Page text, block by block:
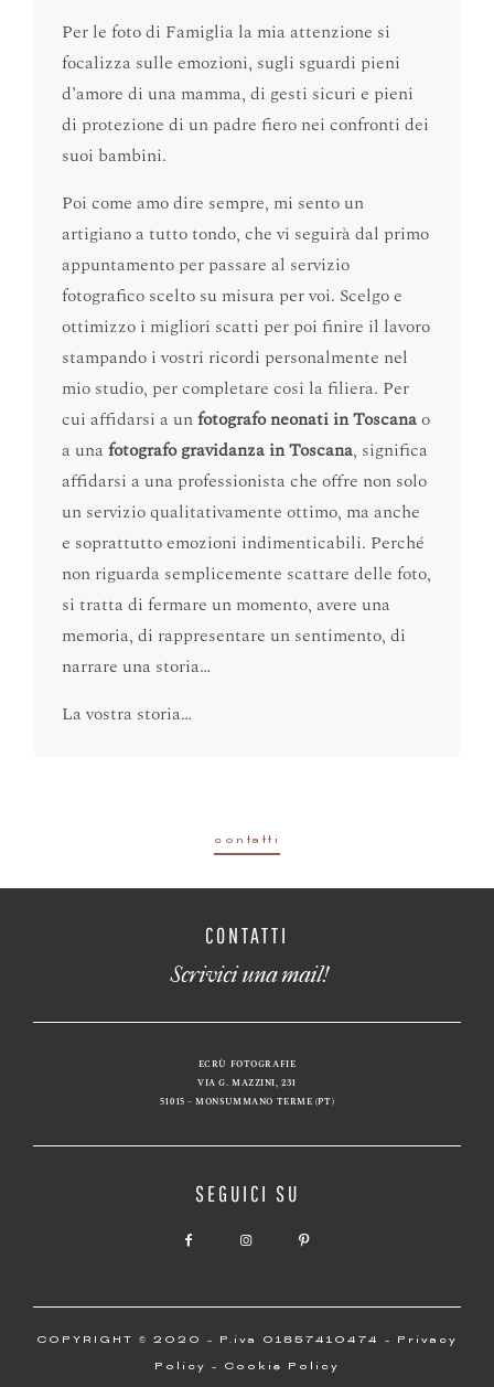
Per le foto di Famiglia la mia attenzione si
focalizza sulle emozioni, sugli sguardi pieni
d’amore di una mamma, di gesti sicuri e pieni
di protezione di un padre fiero nei confronti dei
suoi bambini.
Poi come amo dire sempre, mi sento un
artigiano a tutto tondo, che vi seguirà dal primo
appuntamento per passare al servizio
fotografico scelto su misura per voi. Scelgo e
ottimizzo i migliori scatti per poi finire il lavoro
stampando i vostri ricordi personalmente nel
mio studio, per completare cosi la filiera. Per
cui affidarsi a unfotografo neonati in Toscanao
a una fotografo gravidanza in Toscana, significa
affidarsi a una professionista che offre non solo
un servizio qualitativamente ottimo, ma anche
e soprattutto emozioni indimenticabili. Perché
non riguarda semplicemente scattare delle foto,
si tratta di fermare un momento, avere una
memoria, di rappresentare un sentimento, di
narrare una storia…
La vostra storia…
contatti
CONTATTI
Scrivici una mail!
ECRÙ FOTOGRAFIE
VIA G. MAZZINI, 231
51015 – MONSUMMANO TERME (PT)
SEGUICI SU
COPYRIGHT © 2020 - P.iva 01857410474 - Privacy
Policy - Cookie Policy